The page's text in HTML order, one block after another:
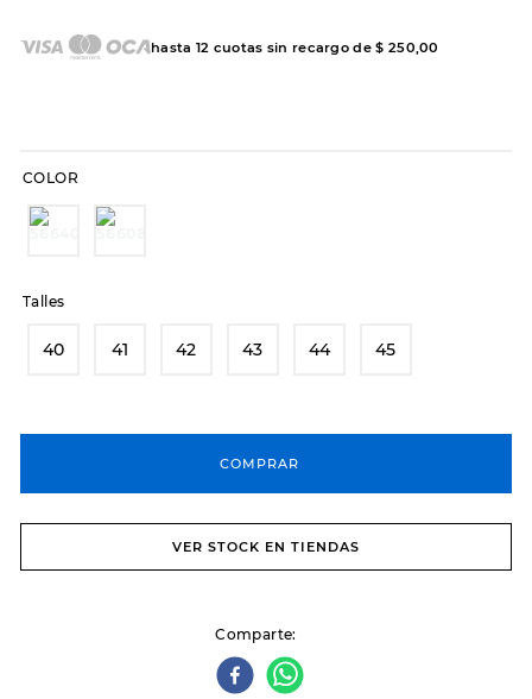
hasta 12 cuotas sin recargo de$ 250 ,00
COLOR
Talles
40 41 42 43 44 45
COMPRAR
VER STOCK EN TIENDAS
Comparte
8.
sandalias